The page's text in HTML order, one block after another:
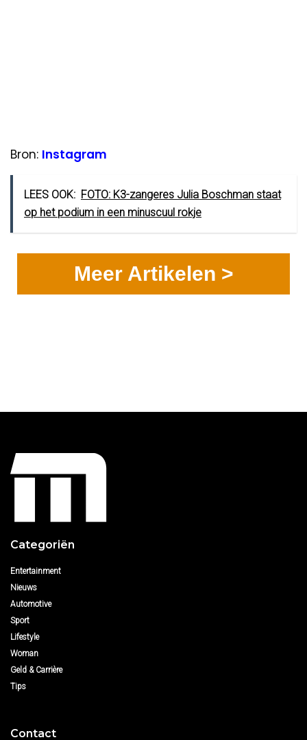
Bron: Instagram
LEES OOK: FOTO: K3-zangeres Julia Boschman staat
op het podium in een minuscuul rokje
Meer Artikelen >
Categoriën
Entertainment
Nieuws
Automotive
Sport
Lifestyle
Woman
Geld & Carrière
Tips
Contact